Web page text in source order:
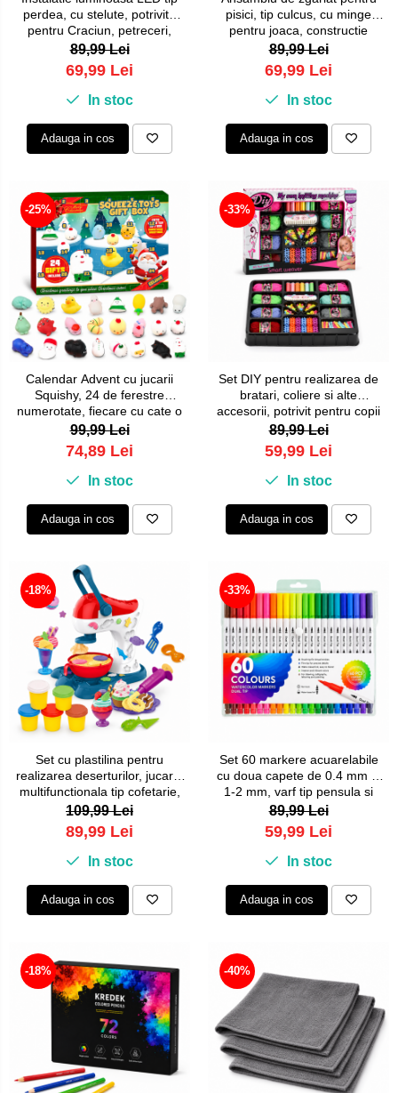
perdea, cu stelute, potrivita
pentru Craciun, petreceri,
decorarea incaperilor, lumina
alba rece, 120 LED, 4.7 m
lungime, Argintiu
89,99 Lei
69,99 Lei
In stoc
Adauga in cos
pisici, tip culcus, cu minge
pentru joaca, constructie
usoara, 57 x 36 x 6.5 cm, Bej
89,99 Lei
69,99 Lei
In stoc
Adauga in cos
-25%
Calendar Advent cu jucarii
Squishy, 24 de ferestre
numerotate, fiecare cu cate o
surpriza, personaje
cunoscute, materiale sigure
pentru copii, tematica Craciun
99,99 Lei
74,89 Lei
In stoc
Adauga in cos
-33%
Set DIY pentru realizarea de
bratari, coliere si alte
accesorii, potrivit pentru copii
si adulti, margele, inchizatori si
diverse elemente pentru
personalizare
89,99 Lei
59,99 Lei
In stoc
Adauga in cos
-18%
Set cu plastilina pentru
realizarea deserturilor, jucarie
multifunctionala tip cofetarie,
creativ si educativ pentru
copii, 16 accesorii
109,99 Lei
89,99 Lei
In stoc
Adauga in cos
-33%
Set 60 markere acuarelabile
cu doua capete de 0.4 mm si
1-2 mm, varf tip pensula si
varf subtire, pentru ilustratii,
notite, caligrafie si proiecte
artistice, cerneala pe baza de
apa, etui cu maner
89,99 Lei
59,99 Lei
In stoc
Adauga in cos
-18% -40%